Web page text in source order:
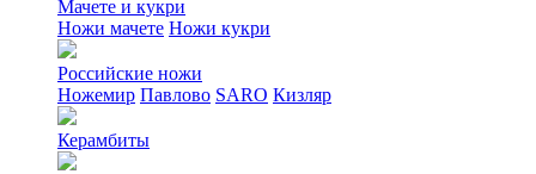
Мачете и кукри
Ножи мачете Ножи кукри
Российские ножи
Ножемир Павлово SARO Кизляр
Керамбиты